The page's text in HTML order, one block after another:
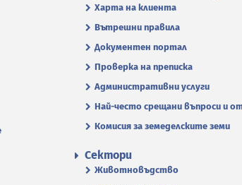
Харта на клиента
Вътрешни правила
Документен портал
Проверка на преписка
Административни услуги
Най-често срещани въпроси и
Комисия за земеделските земи
Сектори
Животновъдство